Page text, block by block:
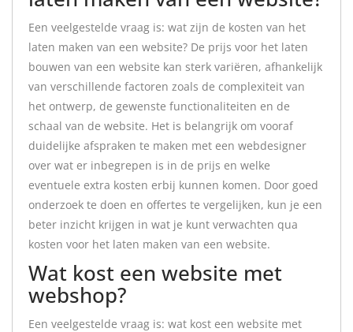
Een veelgestelde vraag is: wat zijn de kosten van het
laten maken van een website? De prijs voor het laten
bouwen van een website kan sterk variëren, afhankelijk
van verschillende factoren zoals de complexiteit van
het ontwerp, de gewenste functionaliteiten en de
schaal van de website. Het is belangrijk om vooraf
duidelijke afspraken te maken met een webdesigner
over wat er inbegrepen is in de prijs en welke
eventuele extra kosten erbij kunnen komen. Door goed
onderzoek te doen en offertes te vergelijken, kun je een
beter inzicht krijgen in wat je kunt verwachten qua
kosten voor het laten maken van een website.
Wat kost een website met
webshop?
Een veelgestelde vraag is: wat kost een website met